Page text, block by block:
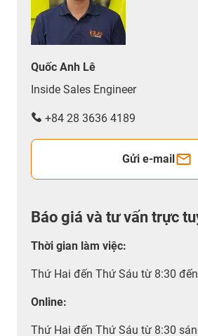
Quốc Anh Lê
Inside Sales Engineer
+84 28 3636 4189
Gửi e-mail
Báo giá và tư vấn trực
Thời gian làm việc:
Thứ Hai đến Thứ Sáu từ 8:30
Online:
Thứ Hai đến Thứ Sáu từ 8:30